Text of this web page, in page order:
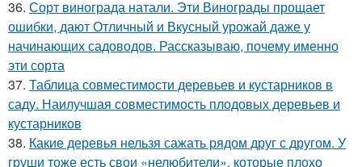
36. Сорт винограда натали. Эти Винограды прощает
ошибки, дают Отличный и Вкусный урожай даже у
начинающих садоводов. Рассказываю, почему именно
эти сорта
37. Таблица совместимости деревьев и кустарников в
саду. Наилучшая совместимость плодовых деревьев и
кустарников
38. Какие деревья нельзя сажать рядом друг с другом. У
груши тоже есть свои «нелюбители», которые плохо